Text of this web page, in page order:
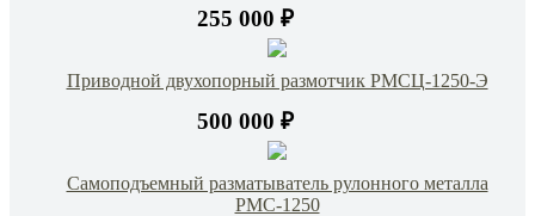
255 000 ₽
Приводной двухопорный размотчик РМСЦ-1250-Э
500 000 ₽
Самоподъемный разматыватель рулонного металла
РМС-1250